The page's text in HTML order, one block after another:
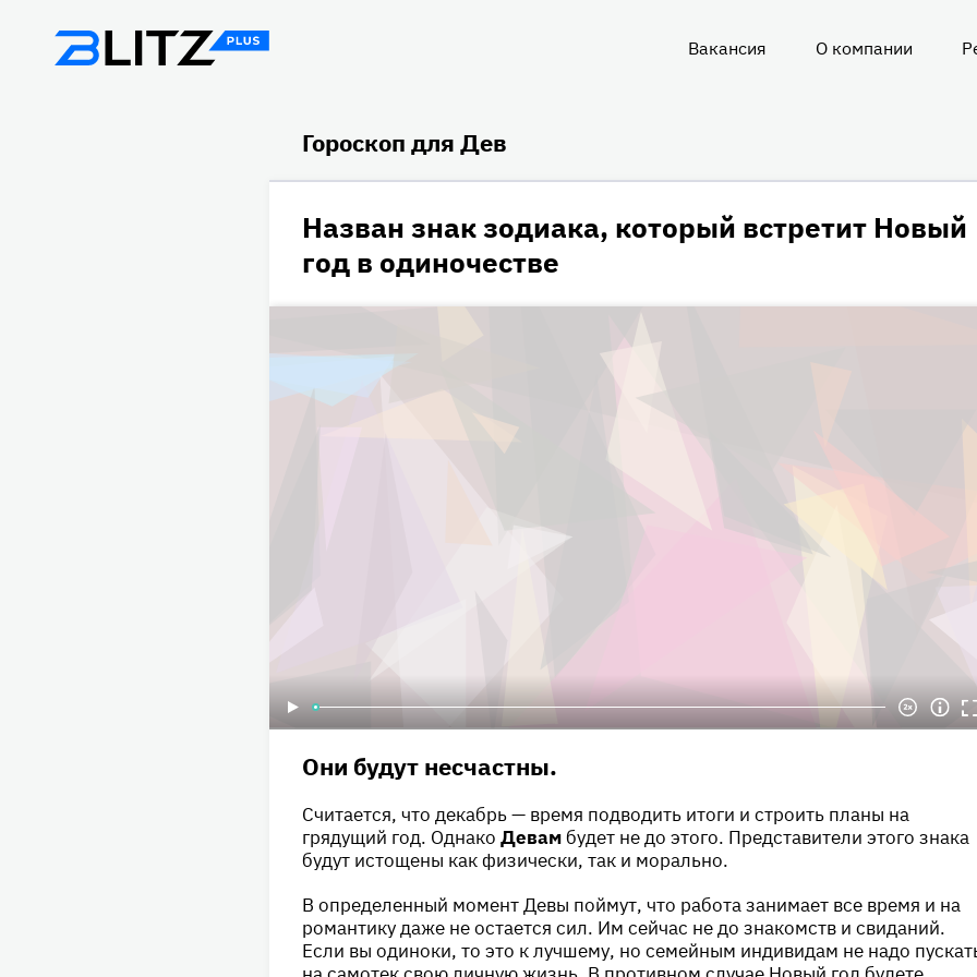
Вакансия О компании
Гороскоп для Дев
Назван знак зодиака, который встретит Новый
год в одиночестве
Они будут несчастны.
Считается, что декабрь — время подводить итоги и строить планы на
грядущий год. Однако Девамбудет не до этого. Представители этого знака
будут истощены как физически, так и морально.
В определенный момент Девы поймут, что работа занимает все время и на
романтику даже не остается сил. Им сейчас не до знакомств и свиданий.
Если вы одиноки, то это к лучшему, но семейным индивидам не надо